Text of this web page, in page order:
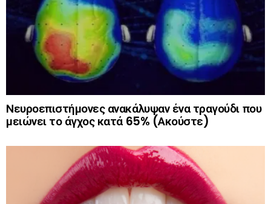
Νευροεπιστήμονες ανακάλυψαν ένα τραγούδι που
μειώνει το άγχος κατά 65% (Ακούστε)